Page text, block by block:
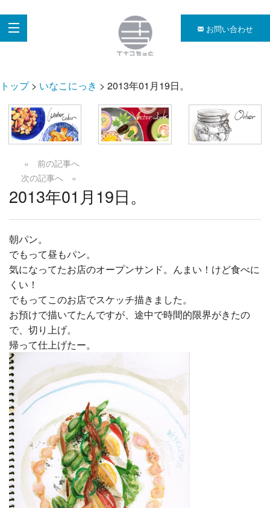
お問い合わせ
トップ> いなこにっき > 2013年01月19日。
« 前の記事へ
次の記事へ »
2013年01月19日。
朝パン。
でもって昼もパン。
気になってたお店のオープンサンド。んまい！けど食べに
くい！
でもってこのお店でスケッチ描きました。
お預けで描いてたんですが、途中で時間的限界がきたの
で、切り上げ。
帰って仕上げたー。